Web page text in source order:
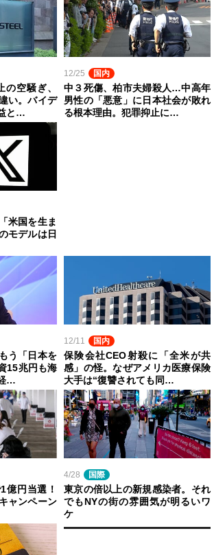
空騒ぎ、
い。バイデ
と…
12/25 国内
中３死傷、柏市夫婦殺人…中高年
男性の「悪意」に日本社会が敗れ
る根本理由。犯罪抑止に…
米国を生ま
モデルは日
う「日本を
15兆円も海
…
12/11 国内
保険会社CEO射殺に「全米が共
感」の怪。なぜアメリカ医療保険
大手は“復讐されても同…
億円当選！
ャンペーン
4/28 国際
東京の倍以上の新規感染者。それ
でもNYの街の雰囲気が明るいワ
ケ